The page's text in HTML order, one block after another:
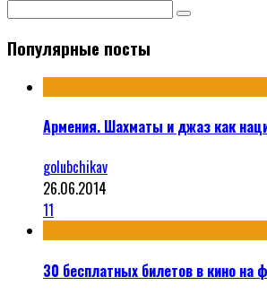
Популярные посты
Армения. Шахматы и джаз как
golubchikav
26.06.2014
11
30 бесплатных билетов в кино на